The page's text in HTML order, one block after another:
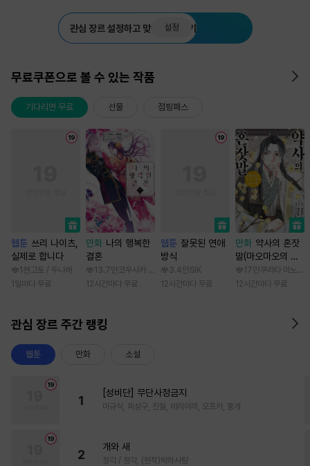
관심 장르 설정하고 맞춤 추천 받기
설정
무료쿠폰으로 볼 수 있는 작품
기다리면 무료 선물 점핑패스
웹툰 쓰리 나이츠,
실제로 합니다
1천 고토 / 두나래
1일마다 무료
만화 나의 행복한
결혼
13.7만 코우사카 리토 / 아기토기 아쿠미
12시간마다 무료
웹툰 잘못된 연애
방식
3.4만 SIK
12시간마다 무료
만화 약사의 혼잣
말(마오마오의 후
궁 수수께끼 풀이
수첩)
17만 쿠라타 미노지
12시간마다 무료
관심 장르 주간 랭킹
웹툰 만화 소설
1
[성비단] 무단사정금지
마규식, 피상구, 진월, 테리야끼, 오프카, 뚱개
2
개와 새
정각 / 정각, (원작)박하사탕